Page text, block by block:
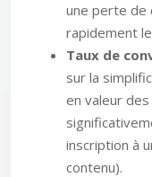
une perte de
rapidement
Taux de
sur la
en valeur
inscription à
contenu).